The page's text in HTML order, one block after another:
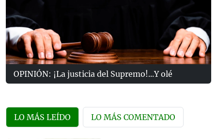
OPINIÓN: ¡La justicia del Supremo!...Y olé
LO MÁS LEÍDO LO MÁS COMENTADO